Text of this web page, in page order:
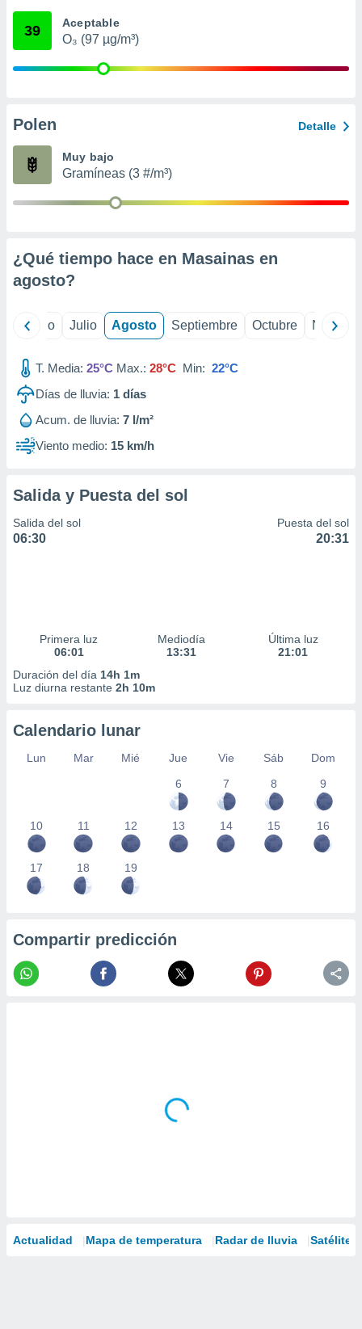
mediante
publicidad
de
39 Aceptable
O₃ (97 µg/m³)
Polen Detalle
Muy bajo
Gramíneas (3 #/m³)
¿Qué tiempo hace en Masainas en
agosto?
Junio Julio Agosto Septiembre Octubre
T. Media: 25°C Max.: 28°C Min: 22°C
Días de lluvia: 1 días
Acum. de lluvia: 7 l/m²
Viento medio: 15 km/h
Salida y Puesta del sol
Salida del sol
06:30
Puesta del sol
20:31
Primera luz
06:01
Mediodía
13:31
Última luz
21:01
Duración del día 14h 1m
Luz diurna restante 2h 10m
Calendario lunar
Lun Mar Mié Jue Vie Sáb
Dom
6
7 8 9
10 11 12 13 14 15 16
17 18 19
Compartir predicción
Actualidad Mapa de temperatura Radar de lluvia Satélites